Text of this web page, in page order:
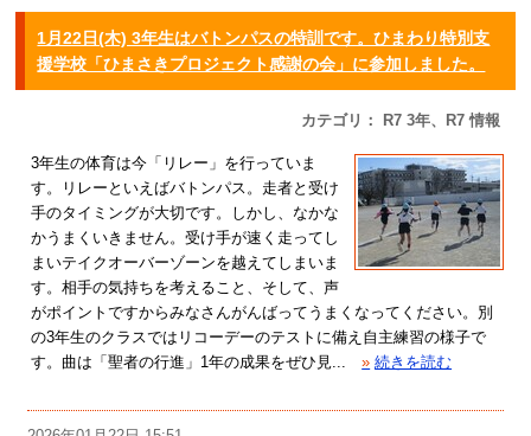
1月22日(木) 3年生はバトンパスの特訓です。ひまわり特別支
援学校「ひまさきプロジェクト感謝の会」に参加しました。
カテゴリ： R7 3年、R7 情報
3年生の体育は今「リレー」を行っていま
す。リレーといえばバトンパス。走者と受け
手のタイミングが大切です。しかし、なかな
かうまくいきません。受け手が速く走ってし
まいテイクオーバーゾーンを越えてしまいま
す。相手の気持ちを考えること、そして、声
がポイントですからみなさんがんばってうまくなってください。別
の3年生のクラスではリコーデーのテストに備え自主練習の様子で
す。曲は「聖者の行進」1年の成果をぜひ見...
» 続きを読む